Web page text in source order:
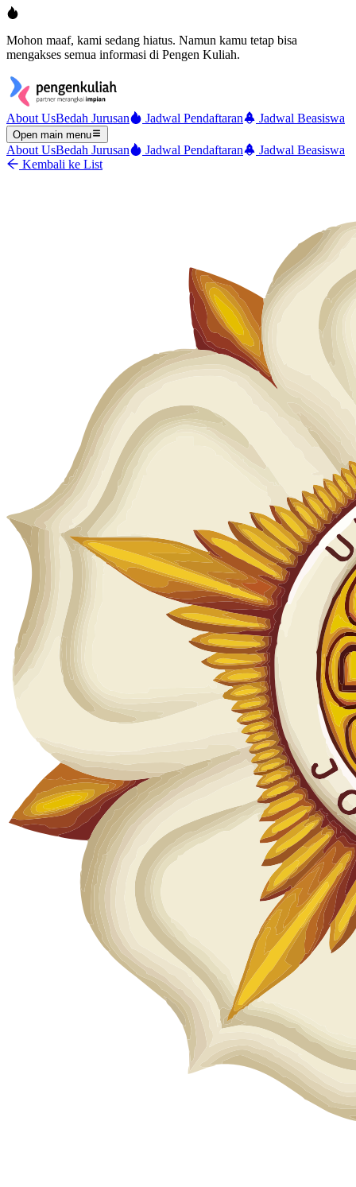
Mohon maaf, kami sedang hiatus. Namun kamu tetap bisa
mengakses semua informasi di Pengen Kuliah.
About UsBedah Jurusan Jadwal Pendaftaran Jadwal Beasiswa
Open main menu
About UsBedah Jurusan Jadwal Pendaftaran
Jadwal Beasiswa
Kembali ke List